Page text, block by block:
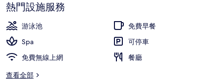
熱門設施服務
游泳池
免費早餐
Spa
可停車
免費無線上網
餐廳
查看全部